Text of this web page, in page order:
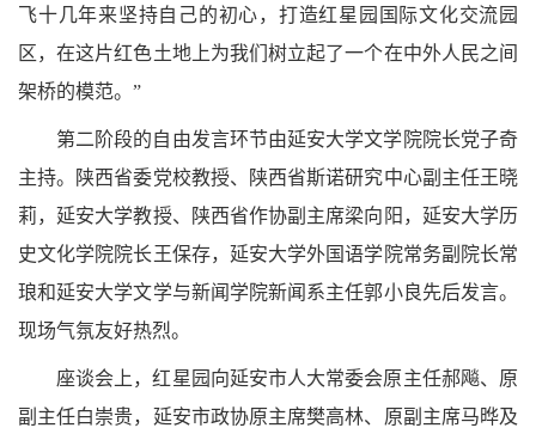
飞十几年来坚持自己的初心，打造红星园国际文化交流园
区，在这片红色土地上为我们树立起了一个在中外人民之间
架桥的模范。”
第二阶段的自由发言环节由延安大学文学院院长党子奇
主持。陕西省委党校教授、陕西省斯诺研究中心副主任王晓
莉，延安大学教授、陕西省作协副主席梁向阳，延安大学历
史文化学院院长王保存，延安大学外国语学院常务副院长常
琅和延安大学文学与新闻学院新闻系主任郭小良先后发言。
现场气氛友好热烈。
座谈会上，红星园向延安市人大常委会原主任郝飚、原
副主任白崇贵，延安市政协原主席樊高林、原副主席马晔及